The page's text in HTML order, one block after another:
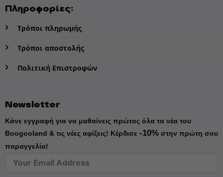
Πληροφορίες:
Τρόποι πληρωμής
Τρόποι αποστολής
Πολιτική Επιστροφών
Newsletter
Κάνε εγγραφή για να μαθαίνεις πρώτος όλα τα νέα του
Boogooland & τις νέες αφίξεις! Κέρδισε -10%στην πρώτη σου
παραγγελία!